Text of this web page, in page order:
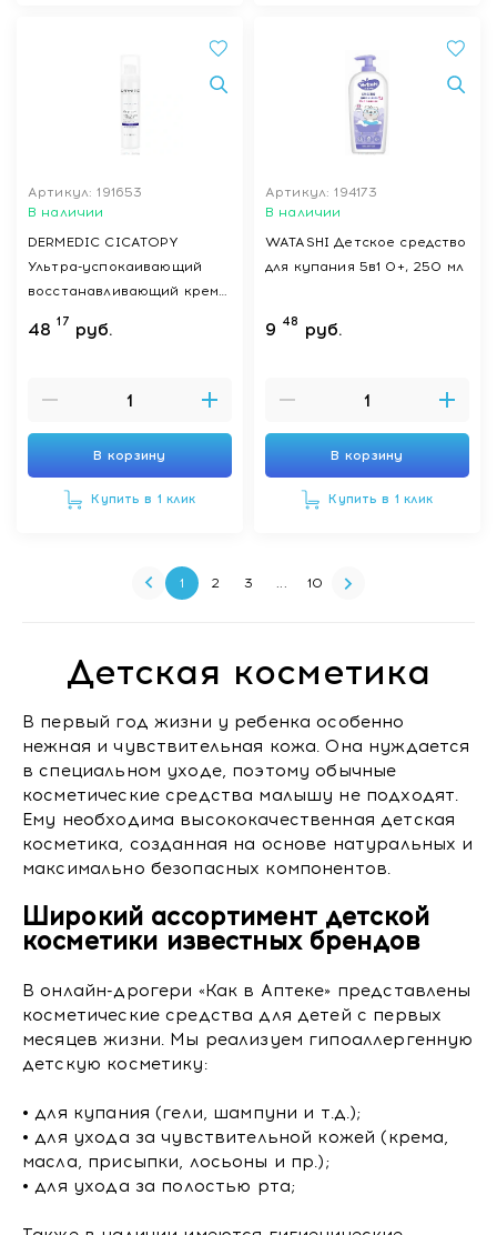
Артикул: 191653
В наличии
DERMEDIC CICATOPY
Ультра-успокаивающий
восстанавливающий крем
д/взр-ых и детей с 1го дня
жизни 40 мл
48 17 руб.
В корзину
Купить в 1 клик
Артикул: 194173
В наличии
WATASHI Детское средство
для купания 5в1 0+, 250 мл
9 48 руб.
В корзину
Купить в 1 клик
1 2 3 ... 10
Детская косметика
В первый год жизни у ребенка особенно
нежная и чувствительная кожа. Она нуждается
в специальном уходе, поэтому обычные
косметические средства малышу не подходят.
Ему необходима высококачественная детская
косметика, созданная на основе натуральных и
максимально безопасных компонентов.
Широкий ассортимент детской
косметики известных брендов
В онлайн-дрогери «Как в Аптеке» представлены
косметические средства для детей с первых
месяцев жизни. Мы реализуем гипоаллергенную
детскую косметику:
• для купания (гели, шампуни и т.д.);
• для ухода за чувствительной кожей (крема,
масла, присыпки, лосьоны и пр.);
• для ухода за полостью рта;